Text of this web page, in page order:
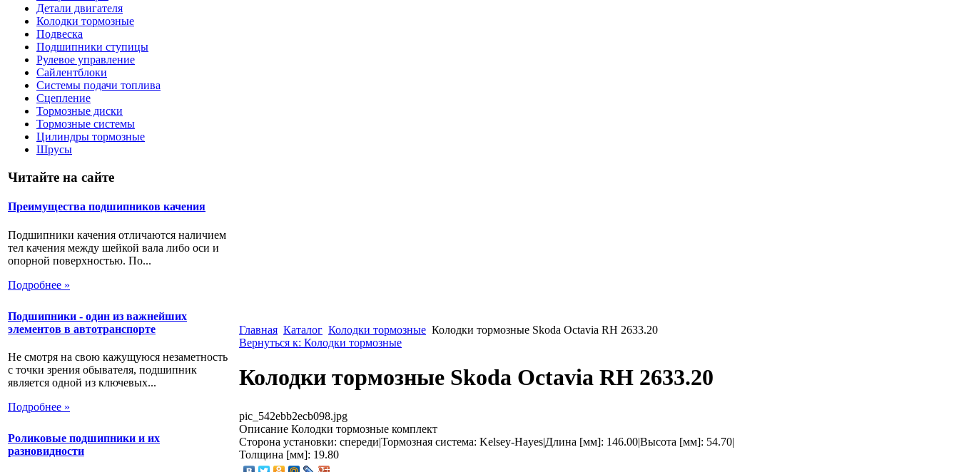
Детали двигателя
Колодки тормозные
Подвеска
Подшипники ступицы
Рулевое управление
Сайлентблоки
Системы подачи топлива
Сцепление
Тормозные диски
Тормозные системы
Цилиндры тормозные
Шрусы
Читайте на сайте
Преимущества подшипников качения
Подшипники качения отличаются наличием
тел качения между шейкой вала либо оси и
опорной поверхностью. По...
Подробнее »
Подшипники - один из важнейших
элементов в автотранспорте
Не смотря на свою кажущуюся незаметность
с точки зрения обывателя, подшипник
является одной из ключевых...
Подробнее »
Роликовые подшипники и их
разновидности
Главная Каталог Колодки тормозные Колодки тормозные Skoda Octavia RH 2633.20
Вернуться к: Колодки тормозные
Колодки тормозные Skoda Octavia RH 2633.20
pic_542ebb2ecb098.jpg
Описание Колодки тормозные комплект
Сторона установки: спереди|Тормозная система: Kelsey-Hayes|Длина [мм]: 146.00|Высота [мм]: 54.70|
Толщина [мм]: 19.80